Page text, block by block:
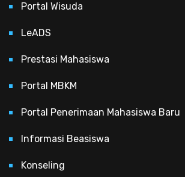
Portal Wisuda
LeADS
Prestasi Mahasiswa
Portal MBKM
Portal Penerimaan Mahasiswa Baru
Informasi Beasiswa
Konseling